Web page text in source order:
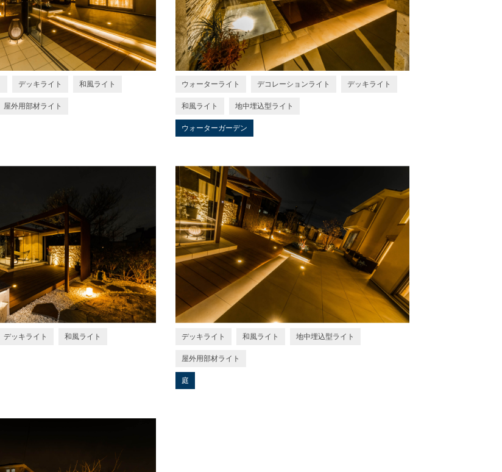
デッキライト 和風ライト
屋外用部材ライト
ウォーターライト デコレーションライト デッキライト
和風ライト 地中埋込型ライト
ウォーターガーデン
デッキライト 和風ライト デッキライト 和風ライト 地中埋込型ライト
屋外用部材ライト
庭